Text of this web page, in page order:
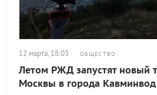
12 марта, 18:03 ОБЩЕСТВО
Летом РЖД запустят новый
Москвы в города Кавминвод